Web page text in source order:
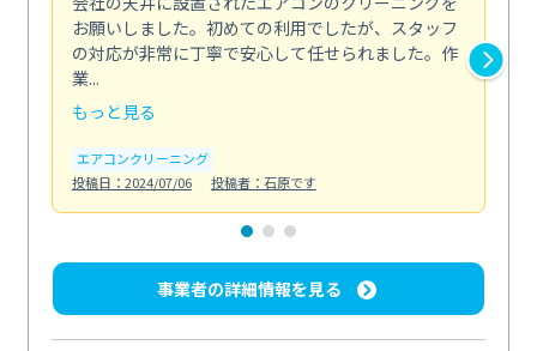
お願いしました。初めての利用でしたが、スタッフ
の対応が非常に丁寧で安心して任せられました。作
業...
もっと見る
エアコンクリーニング
投稿日：2024/07/06
投稿者：石原です
事業者の詳細情報を見る